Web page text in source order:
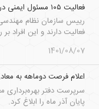
فعالیت ۱۰۵ مسئول ایمنی در معادن سیستان و بلوچستان
فعالیت دارند و این افراد
1401/08/07
اعلام فرصت دوماهه به
سرپرست دفتر
پایان آذر ماه را ابلاغ کرد.